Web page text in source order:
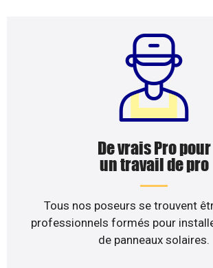
De vrais Pro pour
un travail de pro
Tous nos poseurs se trouvent
professionnels formés pour
de panneaux solaires.